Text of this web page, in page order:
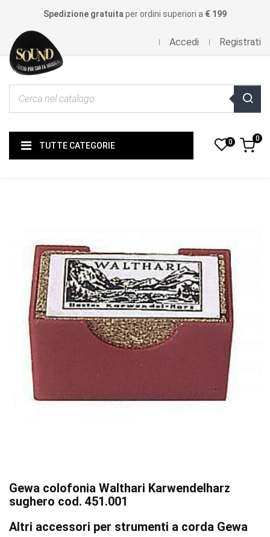
Spedizione gratuita per ordini superiori a € 199
Accedi Registrati
TUTTE CATEGORIE 0 0
Gewa colofonia Walthari Karwendelharz
sughero cod. 451.001
Altri accessori per strumenti a corda Gewa